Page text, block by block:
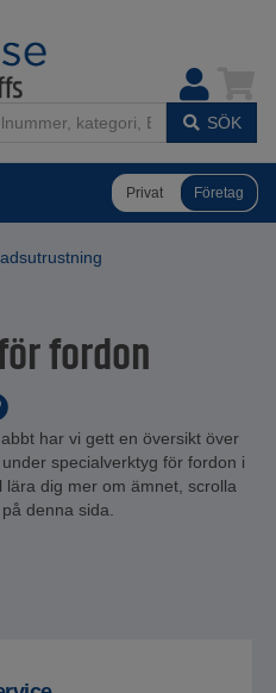
SÖK
Privat Företag
fordon
har vi gett en översikt över
specialverktyg för fordon i
dig mer om ämnet, scrolla
denna sida.